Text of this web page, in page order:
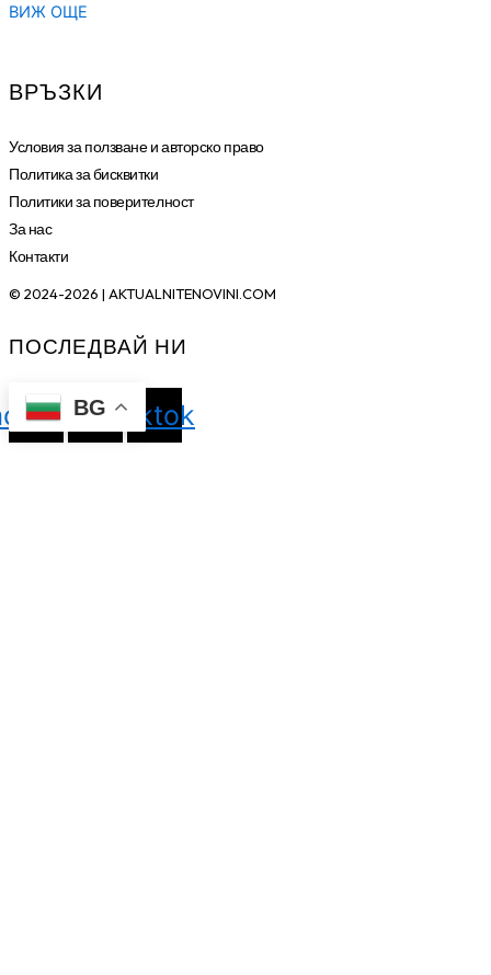
ВИЖ ОЩЕ
ВРЪЗКИ
Условия за ползване и авторско право
Политика за бисквитки
Политики за поверителност
За нас
Контакти
© 2024-2026 | AKTUALNITENOVINI.COM
ПОСЛЕДВАЙ НИ
Instagram
Tiktok
BG